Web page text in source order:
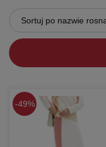
Sortuj po nazwie
49%